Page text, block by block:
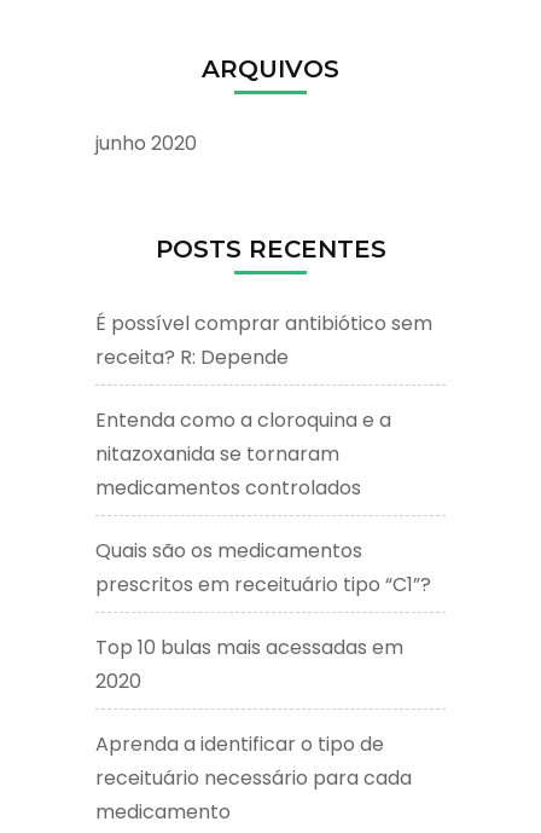
ARQUIVOS
junho 2020
POSTS RECENTES
É possível comprar antibiótico sem
receita? R: Depende
Entenda como a cloroquina e a
nitazoxanida se tornaram
medicamentos controlados
Quais são os medicamentos
prescritos em receituário tipo “C1”?
Top 10 bulas mais acessadas em
2020
Aprenda a identificar o tipo de
receituário necessário para cada
medicamento